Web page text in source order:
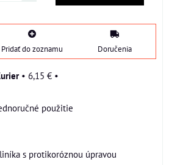
Pridať do zoznamu Doručenia
• 6,15 € •
použitie
s protikoróznou úpravou